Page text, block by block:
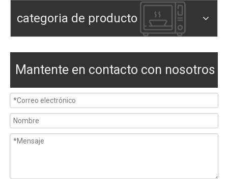
categoria de producto
Mantente en contacto con nosotros